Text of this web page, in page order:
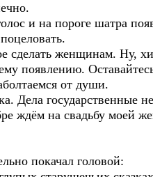
и на пороге шатра
женщинам. Ну,
появлению.
от души.
государственные
ждём на свадьбу моей
покачал головой: